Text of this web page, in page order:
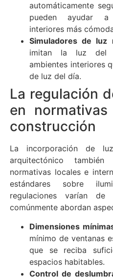
automáticamente
pueden ayudar a
interiores más
Simuladores de luz
imitan la luz del
ambientes interiores
de luz del día.
La regulación
en
construcción
La incorporación de
arquitectónico
normativas locales e
estándares sobre
regulaciones varían
comúnmente abordan
Dimensiones
mínimo de ventanas
que se reciba
espacios habitables.
Control de